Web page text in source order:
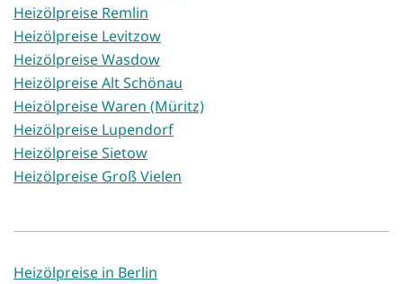
Heizölpreise Remlin
Heizölpreise Levitzow
Heizölpreise Wasdow
Heizölpreise Alt Schönau
Heizölpreise Waren (Müritz)
Heizölpreise Lupendorf
Heizölpreise Sietow
Heizölpreise Groß Vielen
Heizölpreise in Berlin